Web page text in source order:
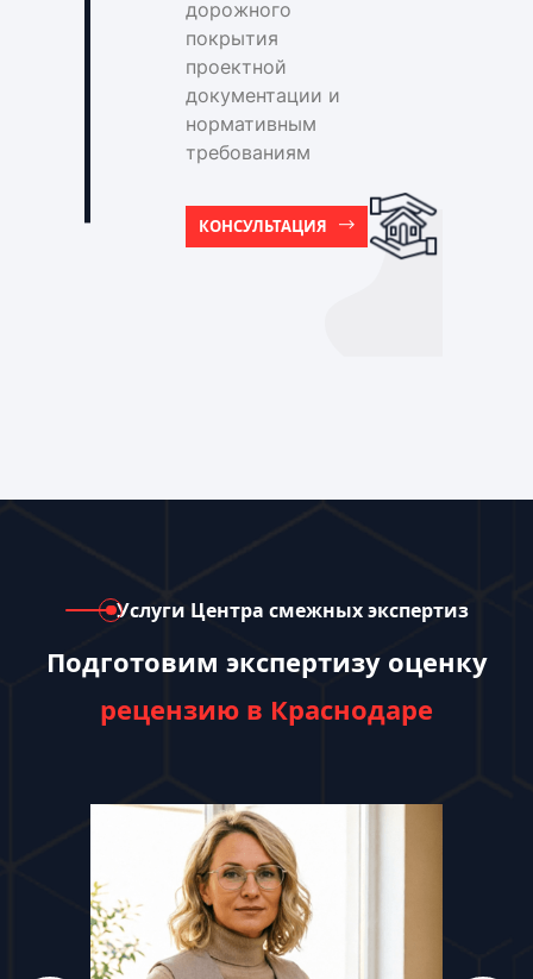
дорожного
покрытия
проектной
документации и
нормативным
требованиям
КОНСУЛЬТАЦИЯ
Услуги Центра смежных экспертиз
Подготовим экспертизу оценку
рецензию в Краснодаре